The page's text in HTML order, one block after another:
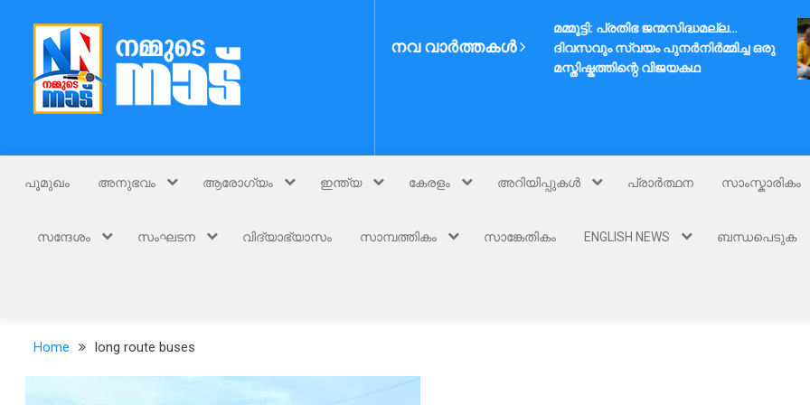
Nammude Naadu
നമ്മുടെ നാട്
നവ വാർത്തകൾ
മമ്മൂട്ടി: പ്രതിഭ ജന്മസിദ്ധമല്ല…
ദിവസവും സ്വയം പുനർനിർമ്മിച്ച ഒരു
മസ്തിഷ്കത്തിന്റെ വിജയകഥ
പൂമുഖം അനുഭവം ആരോഗ്യം ഇന്ത്യ കേരളം അറിയിപ്പുകൾ പ്രാർത്ഥന സാംസ്കാരികം
സന്ദേശം സംഘടന വിദ്യാഭ്യാസം സാമ്പത്തികം സാങ്കേതികം ENGLISH NEWS ബന്ധപെടുക
Home long route buses